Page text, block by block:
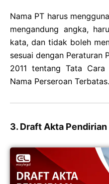
Nama PT harus
mengandung angka,
kata, dan tidak boleh
sesuai dengan Peraturan
2011 tentang Tata Cara
Nama Perseroan Terbatas.
3. Draft Akta Pendirian